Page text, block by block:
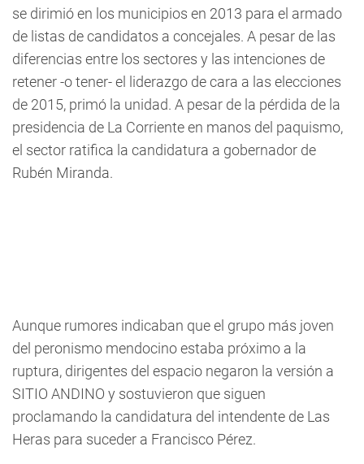
se dirimió en los municipios en 2013 para el armado
de listas de candidatos a concejales. A pesar de las
diferencias entre los sectores y las intenciones de
retener -o tener- el liderazgo de cara a las elecciones
de 2015, primó la unidad. A pesar de la pérdida de la
presidencia de La Corriente en manos del paquismo,
el sector ratifica la candidatura a gobernador de
Rubén Miranda.
Aunque rumores indicaban que el grupo más joven
del peronismo mendocino estaba próximo a la
ruptura, dirigentes del espacio negaron la versión a
SITIO ANDINO y sostuvieron que siguen
proclamando la candidatura del intendente de Las
Heras para suceder a Francisco Pérez.